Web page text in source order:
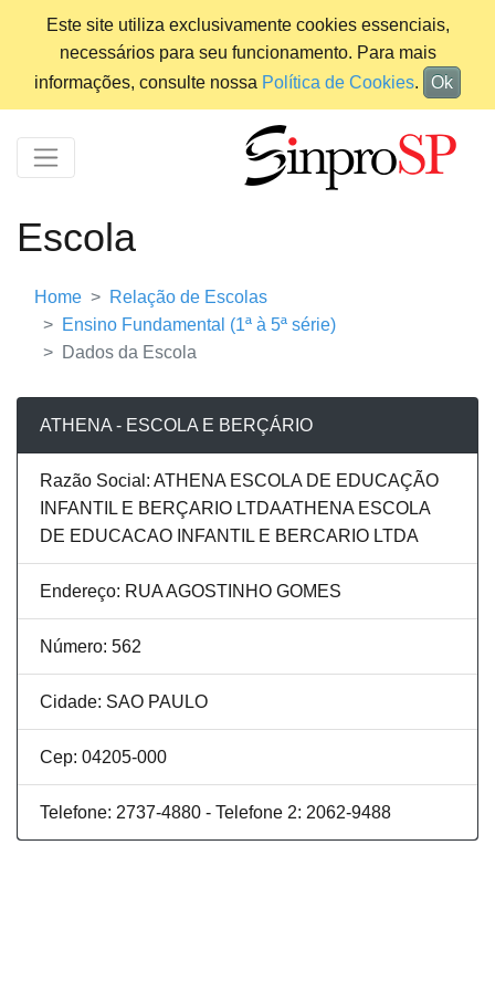
Este site utiliza exclusivamente cookies essenciais,
necessários para seu funcionamento. Para mais
informações, consulte nossa Política de Cookies. Ok
Escola
Home
Relação de Escolas
Ensino Fundamental (1ª à 5ª série)
Dados da Escola
ATHENA - ESCOLA E BERÇÁRIO
Razão Social: ATHENA ESCOLA DE EDUCAÇÃO
INFANTIL E BERÇARIO LTDAATHENA ESCOLA
DE EDUCACAO INFANTIL E BERCARIO LTDA
Endereço: RUA AGOSTINHO GOMES
Número: 562
Cidade: SAO PAULO
Cep: 04205-000
Telefone: 2737-4880 - Telefone 2: 2062-9488